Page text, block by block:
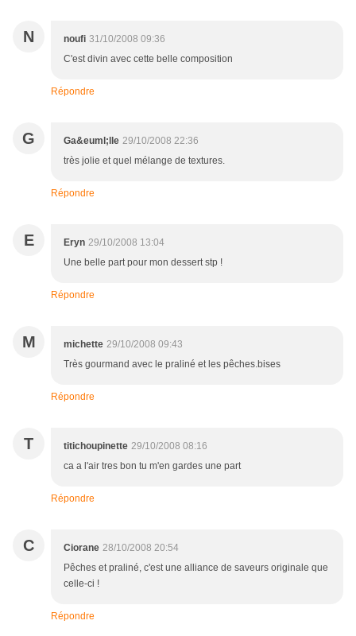
N noufi 31/10/2008 09:36
C'est divin avec cette belle composition
Répondre
G Ga&euml;lle 29/10/2008 22:36
très jolie et quel mélange de textures.
Répondre
E Eryn 29/10/2008 13:04
Une belle part pour mon dessert stp !
Répondre
M michette 29/10/2008 09:43
Très gourmand avec le praliné et les pêches.bises
Répondre
T titichoupinette 29/10/2008 08:16
ca a l'air tres bon tu m'en gardes une part
Répondre
C Ciorane 28/10/2008 20:54
Pêches et praliné, c'est une alliance de saveurs originale que
celle-ci !
Répondre